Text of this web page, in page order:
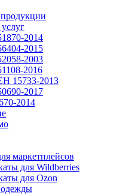
2014
2015
2003
2016
15733-2013
2017
2014
маркетплейсов
для Wildberries
для Ozon